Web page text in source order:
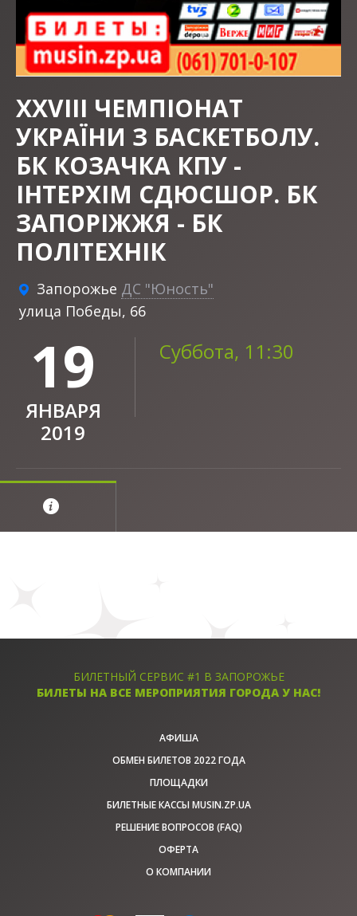
XXVIII ЧЕМПІОНАТ
УКРАЇНИ З БАСКЕТБОЛУ.
БК КОЗАЧКА КПУ -
ІНТЕРХІМ СДЮСШОР. БК
ЗАПОРІЖЖЯ - БК
ПОЛІТЕХНІК
Запорожье ДС "Юность"
улица Победы, 66
19
ЯНВАРЯ
2019
Суббота, 11:30
БИЛЕТНЫЙ СЕРВИС #1 В ЗАПОРОЖЬЕ
БИЛЕТЫ НА ВСЕ МЕРОПРИЯТИЯ ГОРОДА У НАС!
АФИША
ОБМЕН БИЛЕТОВ 2022 ГОДА
ПЛОЩАДКИ
БИЛЕТНЫЕ КАССЫ MUSIN.ZP.UA
РЕШЕНИЕ ВОПРОСОВ (FAQ)
ОФЕРТА
О КОМПАНИИ